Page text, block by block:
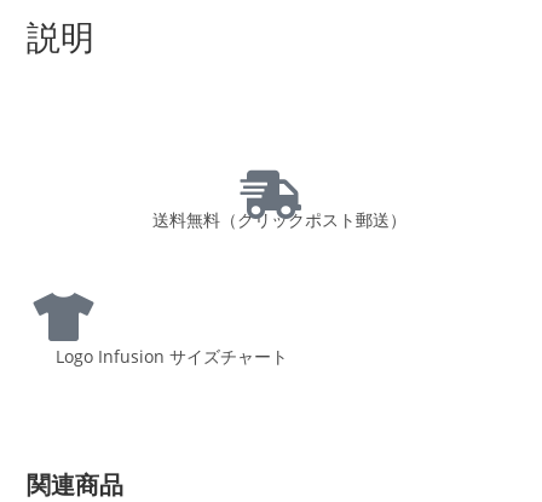
説明
送料無料（クリックポスト郵送）
Logo Infusion サイズチャート
関連商品